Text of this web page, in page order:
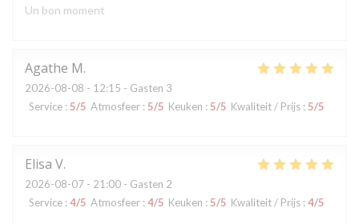
Un bon moment
Agathe M
2026-08-08 - 12:15 - Gasten 3
Service : 5/5 Atmosfeer : 5/5 Keuken : 5/5 Kwaliteit / Prijs : 5/5
Elisa V
2026-08-07 - 21:00 - Gasten 2
Service : 4/5 Atmosfeer : 4/5 Keuken : 5/5 Kwaliteit / Prijs : 4/5